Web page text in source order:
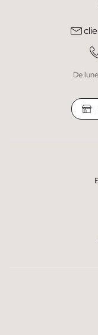
He leído y entiendo
* Puedes
De